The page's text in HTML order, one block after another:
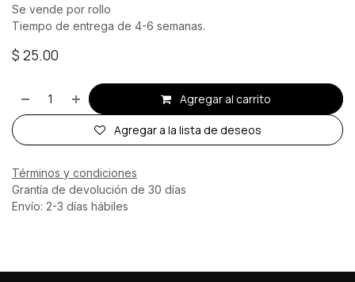
Se vende por rollo
Tiempo de entrega de 4-6 semanas.
$ 25.00
Agregar al carrito
Agregar a la lista de deseos
Términos y condiciones
Grantía de devolución de 30 días
Envío: 2-3 días hábiles